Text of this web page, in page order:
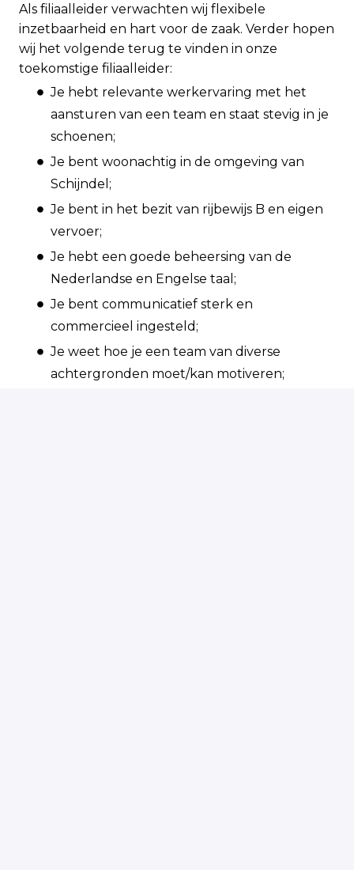
Als filiaalleider verwachten wij flexibele
inzetbaarheid en hart voor de zaak. Verder hopen
wij het volgende terug te vinden in onze
toekomstige filiaalleider:
Je hebt relevante werkervaring met het
aansturen van een team en staat stevig in je
schoenen;
Je bent woonachtig in de omgeving van
Schijndel;
Je bent in het bezit van rijbewijs B en eigen
vervoer;
Je hebt een goede beheersing van de
Nederlandse en Engelse taal;
Je bent communicatief sterk en
commercieel ingesteld;
Je weet hoe je een team van diverse
achtergronden moet/kan motiveren;